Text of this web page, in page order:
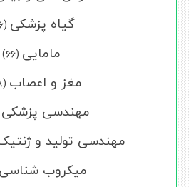
گیاه پزشکی (۳۶)
مامایی (۶۶)
مغز و اعصاب (۲۴۸)
مهندسی پزشکی
مهندسی تولید و
میکروب شناسی